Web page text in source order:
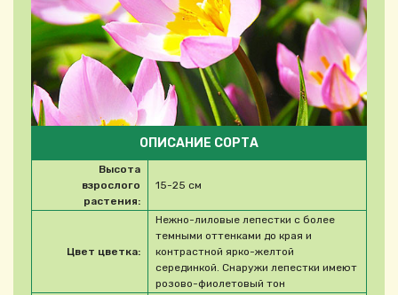
ОПИСАНИЕ СОРТА
Высота
взрослого
растения:
15-25 см
Цвет цветка:
Нежно-лиловые лепестки с более
темными оттенками до края и
контрастной ярко-желтой
серединкой. Снаружи лепестки имеют
розово-фиолетовый тон